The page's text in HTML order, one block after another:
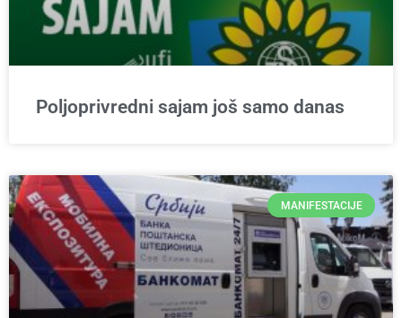
Poljoprivredni sajam još samo danas
MANIFESTACIJE